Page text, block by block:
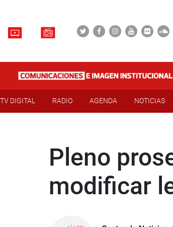
TV DIGITAL RADIO AGENDA NOTICIAS
Pleno
modificar